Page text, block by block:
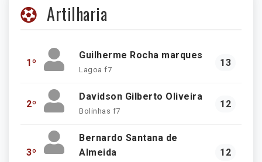
Artilharia
1º
Guilherme Rocha marques
Lagoa f7
13
2º
Davidson Gilberto Oliveira
Bolinhas f7
12
3º
Bernardo Santana de
Almeida
12